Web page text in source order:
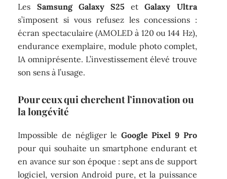
Les Samsung Galaxy S25 etGalaxy Ultra
s’imposent si vous refusez les concessions :
écran spectaculaire (AMOLED à 120 ou 144 Hz),
endurance exemplaire, module photo complet,
IA omniprésente. L’investissement élevé trouve
son sens à l’usage.
Pour ceux qui cherchent l’innovation ou
la longévité
Impossible de négliger le Google Pixel 9 Pro
pour qui souhaite un smartphone endurant et
en avance sur son époque : sept ans de support
logiciel, version Android pure, et la puissance